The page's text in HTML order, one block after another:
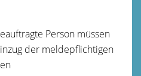
Person müssen
der meldepflichtigen